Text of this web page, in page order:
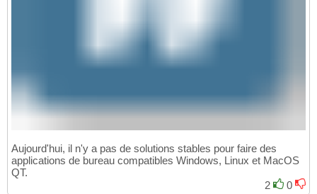
Aujourd'hui, il n'y a pas de solutions stables pour faire des
applications de bureau compatibles Windows, Linux et MacOS
QT.
2
0